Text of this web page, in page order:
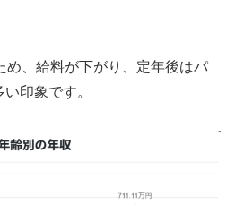
め、給料が下がり、定年後はパ
印象です。